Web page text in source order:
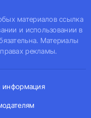
материалов ссылка
и использовании в
Материалы
рекламы.